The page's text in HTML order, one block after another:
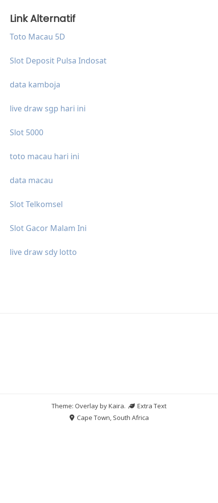
Link Alternatif
Toto Macau 5D
Slot Deposit Pulsa Indosat
data kamboja
live draw sgp hari ini
Slot 5000
toto macau hari ini
data macau
Slot Telkomsel
Slot Gacor Malam Ini
live draw sdy lotto
Theme: Overlay byKaira.
Extra Text
Cape Town, South Africa